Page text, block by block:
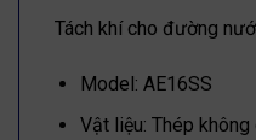
Tách khí cho đường
Model: AE16SS
Vật liệu: Thép không